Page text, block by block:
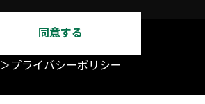
同意する
＞プライバシーポリシー